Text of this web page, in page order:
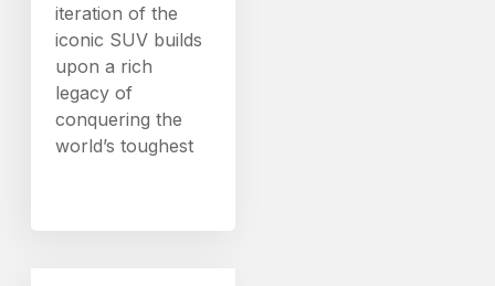
iteration of the
iconic SUV builds
upon a rich
legacy of
conquering the
world’s toughest